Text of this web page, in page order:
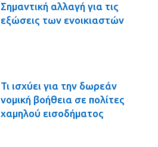
Σημαντική αλλαγή για τις
εξώσεις των ενοικιαστών
Τι ισχύει για την δωρεάν
νομική βοήθεια σε πολίτες
χαμηλού εισοδήματος